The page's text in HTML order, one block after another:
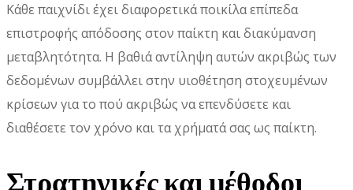
Κάθε παιχνίδι έχει διαφορετικά ποικίλα επίπεδα
επιστροφής απόδοσης στον παίκτη και διακύμανση
μεταβλητότητα. Η βαθιά αντίληψη αυτών ακριβώς των
δεδομένων συμβάλλει στην υιοθέτηση στοχευμένων
κρίσεων για το πού ακριβώς να επενδύσετε και
διαθέσετε τον χρόνο και τα χρήματά σας ως παίκτη.
Στρατηγικές και μέθοδοι